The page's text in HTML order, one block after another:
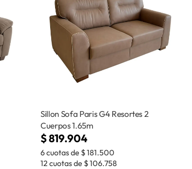
Sillon Sofa Paris G4 Resortes 2
Cuerpos 1.65m
$819.904
6 cuotas de $181.500
12 cuotas de $106.758